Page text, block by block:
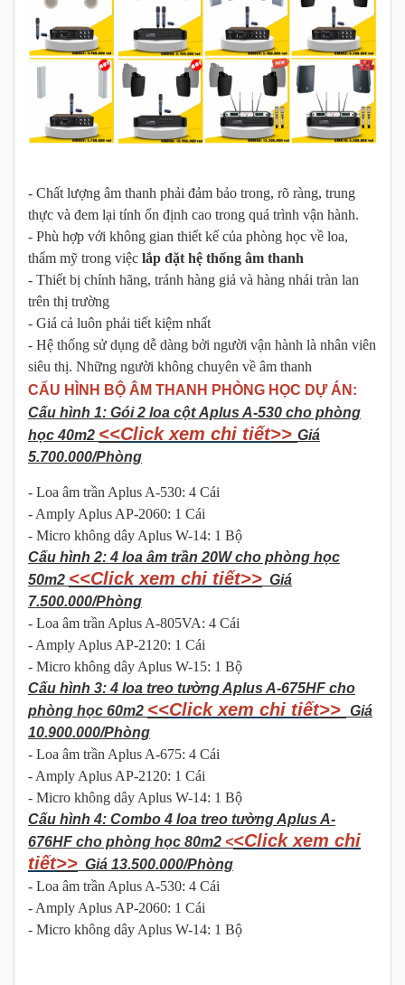
- Chất lượng âm thanh phải đảm bảo trong, rõ ràng, trung
thực và đem lại tính ổn định cao trong quá trình vận hành.
- Phù hợp với không gian thiết kế của phòng học về loa,
thẩm mỹ trong việc lắp đặt hệ thống âm thanh
- Thiết bị chính hãng, tránh hàng giả và hàng nhái tràn lan
trên thị trường
- Giá cả luôn phải tiết kiệm nhất
- Hệ thống sử dụng dễ dàng bởi người vận hành là nhân viên
siêu thị. Những người không chuyên về âm thanh
CẤU HÌNH BỘ ÂM THANH PHÒNG HỌC DỰ ÁN:
Cấu hình 1: Gói 2 loa cột Aplus A-530 cho phòng
học 40m2 <<Click xem chi tiết>> Giá
5.700.000/Phòng
- Loa âm trần Aplus A-530: 4 Cái
- Amply Aplus AP-2060: 1 Cái
- Micro không dây Aplus W-14: 1 Bộ
Cấu hình 2: 4 loa âm trần 20W cho phòng học
50m2 <<Click xem chi tiết>> Giá
7.500.000/Phòng
- Loa âm trần Aplus A-805VA: 4 Cái
- Amply Aplus AP-2120: 1 Cái
- Micro không dây Aplus W-15: 1 Bộ
Cấu hình 3: 4 loa treo tường Aplus A-675HF cho
phòng học 60m2 <<Click xem chi tiết>> Giá
10.900.000/Phòng
- Loa âm trần Aplus A-675: 4 Cái
- Amply Aplus AP-2120: 1 Cái
- Micro không dây Aplus W-14: 1 Bộ
Cấu hình 4: Combo 4 loa treo tường Aplus A-
676HF cho phòng học 80m2 <<Click xem chi
tiết>> Giá 13.500.000/Phòng
- Loa âm trần Aplus A-530: 4 Cái
- Amply Aplus AP-2060: 1 Cái
- Micro không dây Aplus W-14: 1 Bộ